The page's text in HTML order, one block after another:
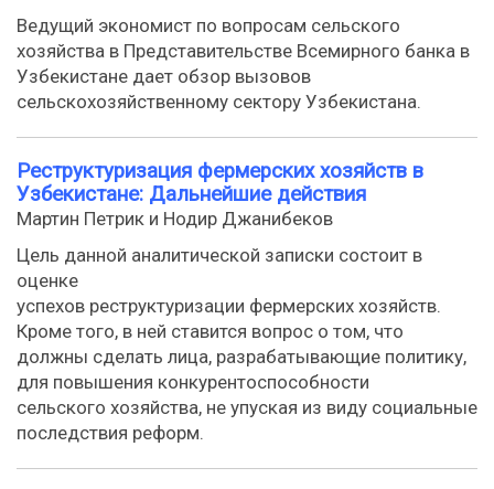
Ведущий экономист по вопросам сельского
хозяйства в Представительстве Всемирного банка в
Узбекистане дает обзор вызовов
сельскохозяйственному сектору Узбекистана.
Реструктуризация фермерских хозяйств в
Узбекистане: Дальнейшие действия
Мартин Петрик и Нодир Джанибеков
Цель данной аналитической записки состоит в
оценке
успехов реструктуризации фермерских хозяйств.
Кроме того, в ней ставится вопрос о том, что
должны сделать лица, разрабатывающие политику,
для повышения конкурентоспособности
сельского хозяйства, не упуская из виду социальные
последствия реформ.